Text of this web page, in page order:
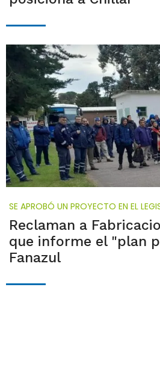
SE APROBÓ UN PROYECTO EN EL
Reclaman a
que informe el "plan
Fanazul